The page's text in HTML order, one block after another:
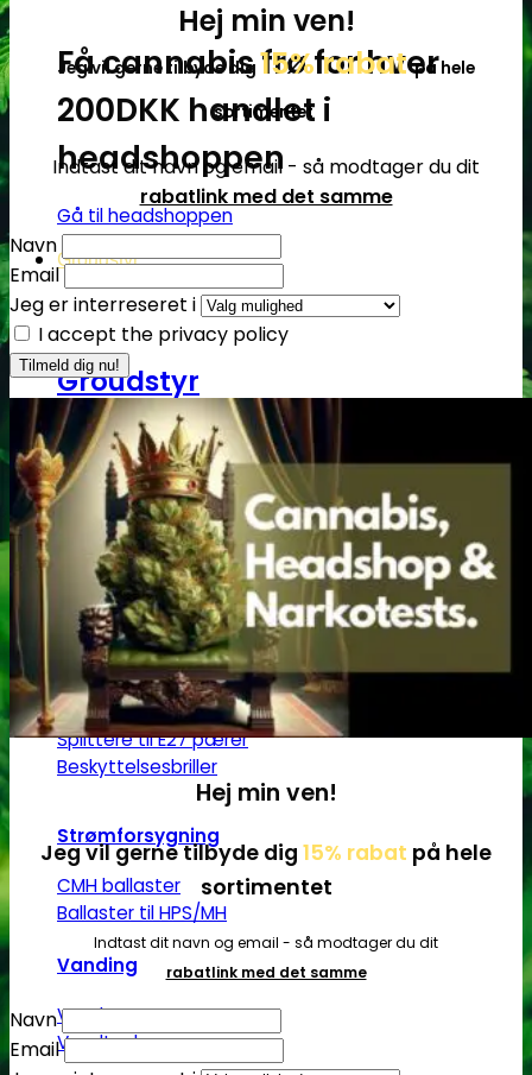
Få cannabis frø for hver
200DKK handlet i
headshoppen
Gå til headshoppen
Groudstyr
Groudstyr
Grolys
LED pære
LED lamper
CMH lys
HPS/MH lys
T5 lamper | Plantedyrkning
Grønt lys - Plante neutralt
Lampeophæng
Splittere til E27 pærer
Beskyttelsesbriller
Strømforsygning
CMH ballaster
Ballaster til HPS/MH
Vanding
Vandpumper
Vandtanke
Hej min ven!
Jeg vil gerne tilbyde dig 15% rabatpå hele
sortimentet
Indtast dit navn og email - så modtager du dit
rabatlink med det samme
Navn
Email
Jeg er interreseret i
I accept the privacy policy
Hej min ven!
Jeg vil gerne tilbyde dig 15% rabat på hele
sortimentet
Indtast dit navn og email - så modtager du dit
rabatlink med det samme
Navn
Email